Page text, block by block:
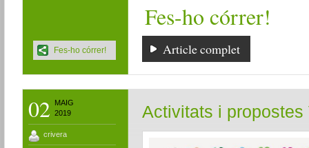
Fes-ho córrer!
Article complet
Fes-ho córrer!
02
MAIG
2019
crivera
Activitats i propostes